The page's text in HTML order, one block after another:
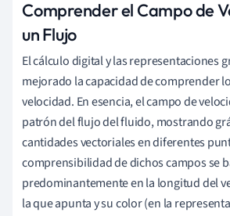
Comprender el Campo de
un Flujo
El cálculo digital y las representaciones
mejorado la capacidad de comprender
velocidad. En esencia, el campo de
patrón del flujo del fluido, mostrando
cantidades vectoriales en diferentes
comprensibilidad de dichos campos se
predominantemente en la longitud del
la que apunta y su color (en la